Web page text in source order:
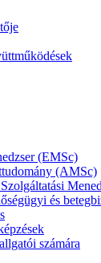
(EMSc)
(AMSc)
és
számára